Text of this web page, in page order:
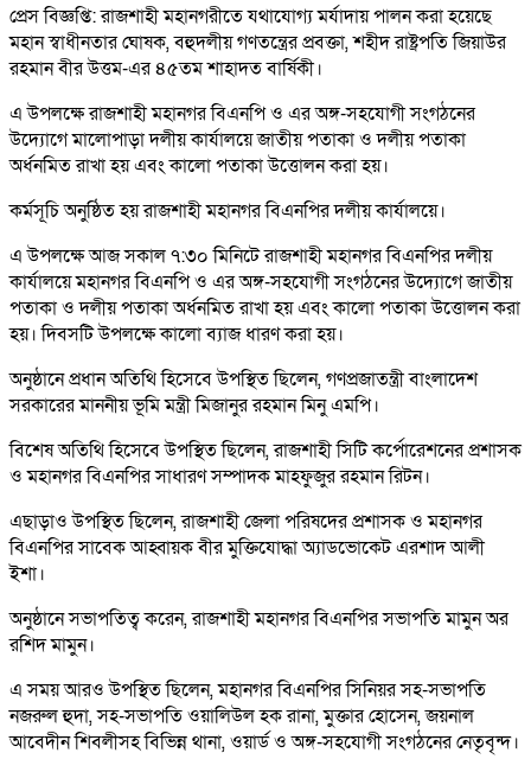
প্রেস বিজ্ঞপ্তি: রাজশাহী মহানগরীতে যথাযোগ্য মর্যাদায় পালন করা হয়েছে
মহান স্বাধীনতার ঘোষক, বহুদলীয় গণতন্ত্রের প্রবক্তা, শহীদ রাষ্ট্রপতি জিয়াউর
রহমান বীর উত্তম-এর ৪৫তম শাহাদত বার্ষিকী।
এ উপলক্ষে রাজশাহী মহানগর বিএনপি ও এর অঙ্গ-সহযোগী সংগঠনের
উদ্যোগে মালোপাড়া দলীয় কার্যালয়ে জাতীয় পতাকা ও দলীয় পতাকা
অর্ধনমিত রাখা হয় এবং কালো পতাকা উত্তোলন করা হয়।
কর্মসূচি অনুষ্ঠিত হয় রাজশাহী মহানগর বিএনপির দলীয় কার্যালয়ে।
এ উপলক্ষে আজ সকাল ৭:৩০ মিনিটে রাজশাহী মহানগর বিএনপির দলীয়
কার্যালয়ে মহানগর বিএনপি ও এর অঙ্গ-সহযোগী সংগঠনের উদ্যোগে জাতীয়
পতাকা ও দলীয় পতাকা অর্ধনমিত রাখা হয় এবং কালো পতাকা উত্তোলন করা
হয়। দিবসটি উপলক্ষে কালো ব্যাজ ধারণ করা হয়।
অনুষ্ঠানে প্রধান অতিথি হিসেবে উপস্থিত ছিলেন, গণপ্রজাতন্ত্রী বাংলাদেশ
সরকারের মাননীয় ভূমি মন্ত্রী মিজানুর রহমান মিনু এমপি।
বিশেষ অতিথি হিসেবে উপস্থিত ছিলেন, রাজশাহী সিটি কর্পোরেশনের প্রশাসক
ও মহানগর বিএনপির সাধারণ সম্পাদক মাহফুজুর রহমান রিটন।
এছাড়াও উপস্থিত ছিলেন, রাজশাহী জেলা পরিষদের প্রশাসক ও মহানগর
বিএনপির সাবেক আহ্বায়ক বীর মুক্তিযোদ্ধা অ্যাডভোকেট এরশাদ আলী
ইশা।
অনুষ্ঠানে সভাপতিত্ব করেন, রাজশাহী মহানগর বিএনপির সভাপতি মামুন অর
রশিদ মামুন।
এ সময় আরও উপস্থিত ছিলেন, মহানগর বিএনপির সিনিয়র সহ-সভাপতি
নজরুল হুদা, সহ-সভাপতি ওয়ালিউল হক রানা, মুক্তার হোসেন, জয়নাল
আবেদীন শিবলীসহ বিভিন্ন থানা, ওয়ার্ড ও অঙ্গ-সহযোগী সংগঠনের নেতৃবৃন্দ।